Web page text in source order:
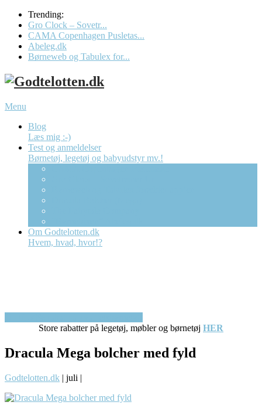
Trending:
Gro Clock – Sovetr...
CAMA Copenhagen Pusletas...
Abeleg.dk
Børneweb og Tabulex for...
Menu
Blog
Læs mig :-)
Test og anmeldelser
Børnetøj, legetøj og babyudstyr mv.!
Om Godtelotten.dk
Hvem, hvad, hvor!?
Store rabatter på legetøj, møbler og børnetøj HER
Dracula Mega bolcher med fyld
Godtelotten.dk | juli |